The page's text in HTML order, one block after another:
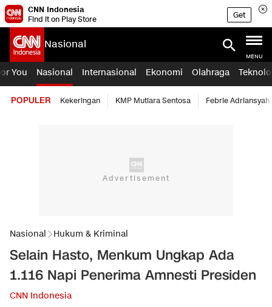
CNN Indonesia
Find it on Play Store
Get
Nasional
MENU
You Nasional Internasional Ekonomi Olahraga
POPULER Kekeringan KMP Mutiara Sentosa Febrie Adriansyah
Nasional Hukum & Kriminal
Selain Hasto, Menkum Ungkap Ada
1.116 Napi Penerima Amnesti Presiden
CNN Indonesia